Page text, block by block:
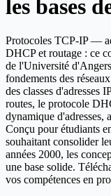
les bases
Protocoles TCP-IP —
DHCP et routage : ce
de l'Université
fondements des
des classes d'adresses
routes, le protocole
dynamique d'adresses,
Conçu pour étudiants
souhaitant consolider
années 2000, les
une base solide.
vos compétences en